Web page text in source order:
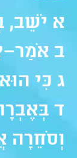
א יֹשֵׁב,
ב
ג כִּי
ד
וְסֹחֵרָה